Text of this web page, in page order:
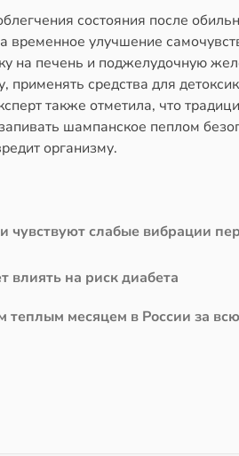
состояния после
временное улучшение
на печень и поджелудочную
применять средства для
также отметила, что
шампанское пеплом
организму.
чувствуют слабые вибрации
влиять на риск диабета
теплым месяцем в России за всю